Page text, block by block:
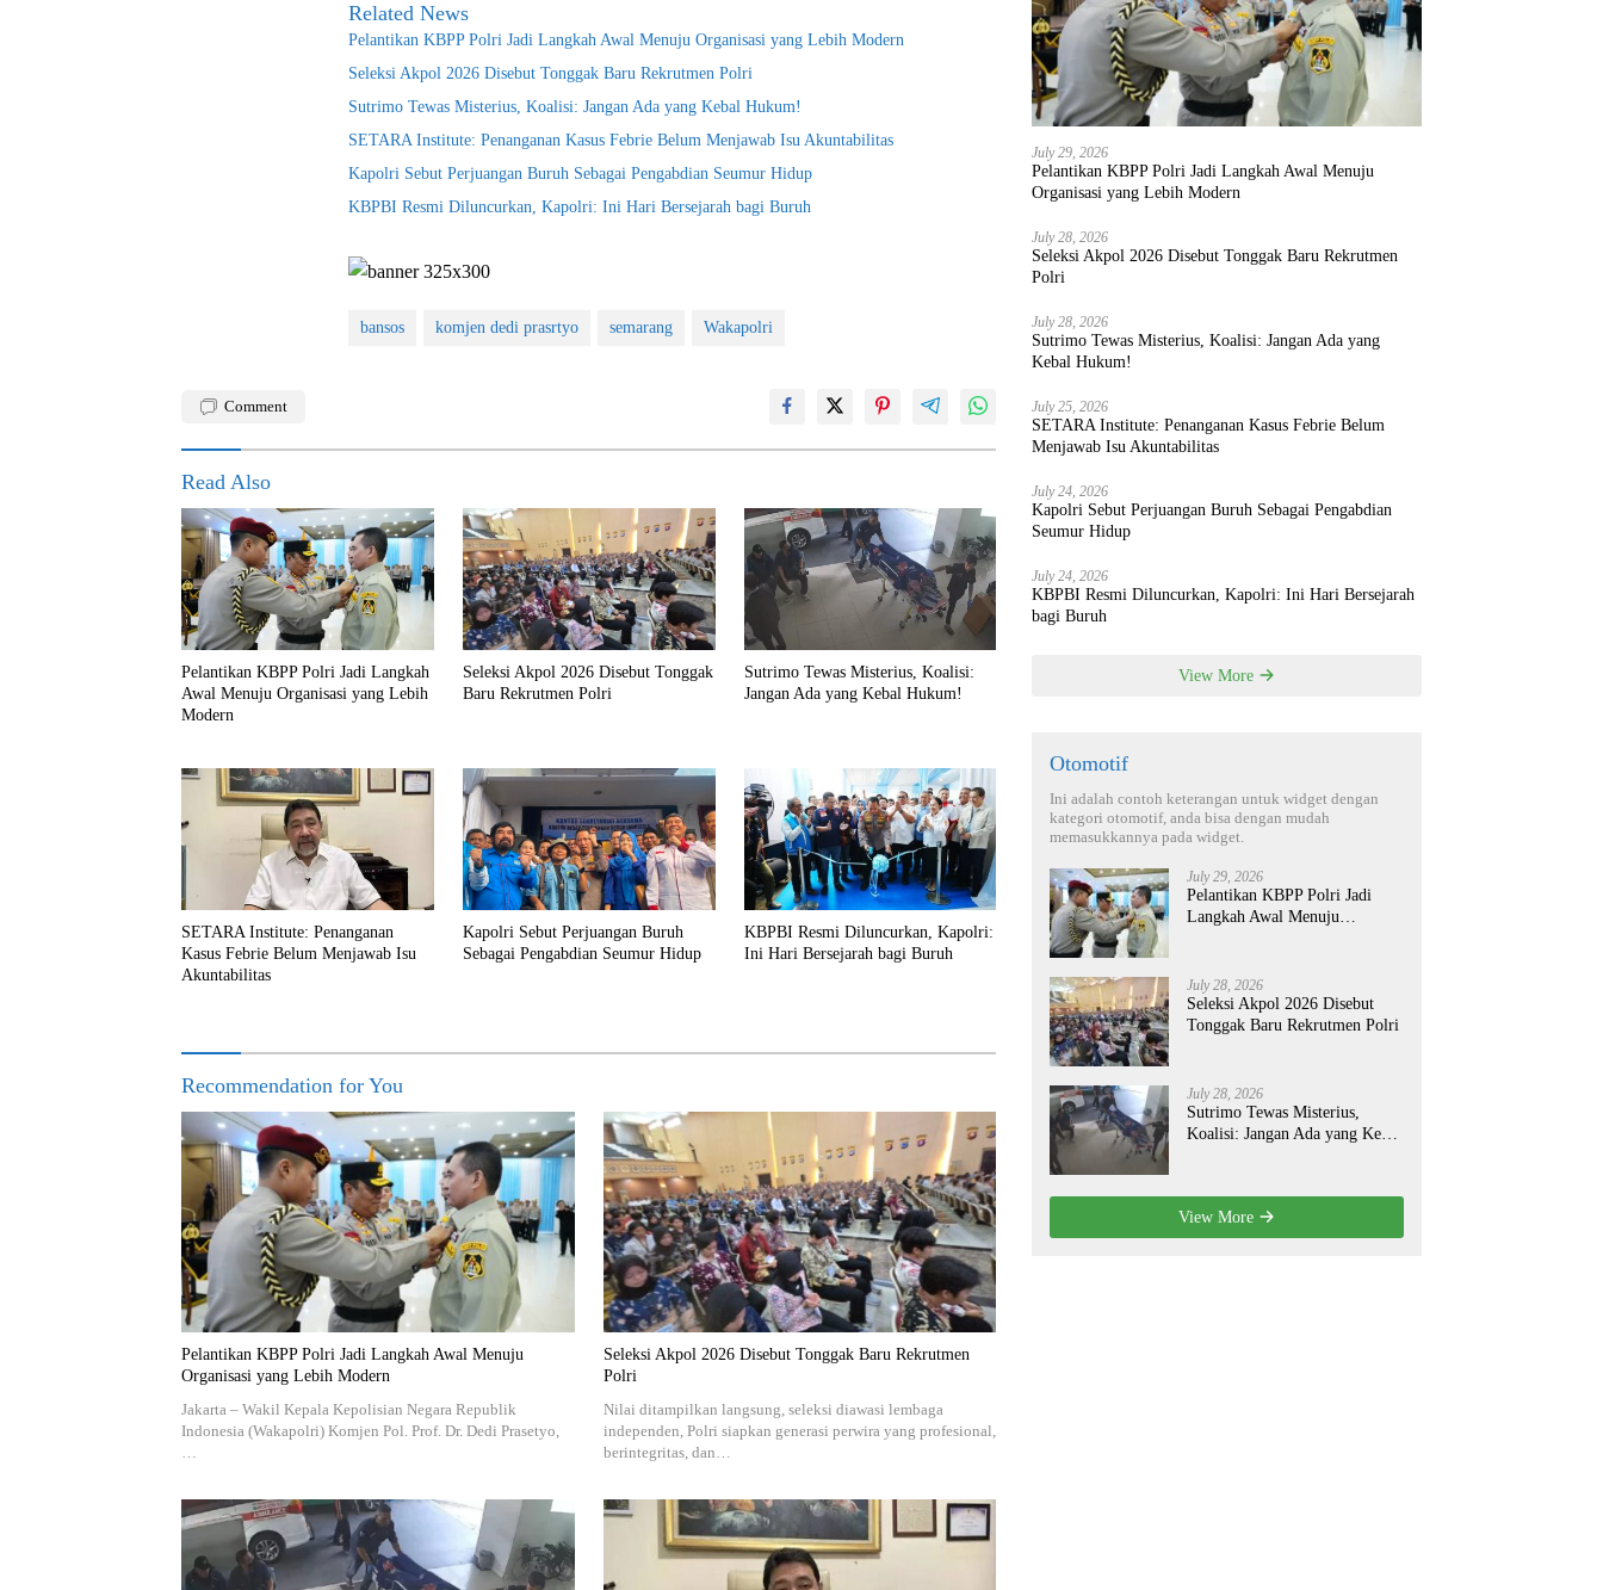
Related News
Pelantikan KBPP Polri Jadi Langkah Awal Menuju Organisasi yang Lebih Modern
Seleksi Akpol 2026 Disebut Tonggak Baru Rekrutmen Polri
Sutrimo Tewas Misterius, Koalisi: Jangan Ada yang Kebal Hukum!
SETARA Institute: Penanganan Kasus Febrie Belum Menjawab Isu Akuntabilitas
Kapolri Sebut Perjuangan Buruh Sebagai Pengabdian Seumur Hidup
KBPBI Resmi Diluncurkan, Kapolri: Ini Hari Bersejarah bagi Buruh
bansos komjen dedi prasrtyo semarang Wakapolri
Comment
Read Also
Pelantikan KBPP Polri Jadi Langkah
Awal Menuju Organisasi yang Lebih
Modern
Seleksi Akpol 2026 Disebut Tonggak
Baru Rekrutmen Polri
Sutrimo Tewas Misterius, Koalisi:
Jangan Ada yang Kebal Hukum!
SETARA Institute: Penanganan
Kasus Febrie Belum Menjawab Isu
Akuntabilitas
Kapolri Sebut Perjuangan Buruh
Sebagai Pengabdian Seumur Hidup
KBPBI Resmi Diluncurkan, Kapolri:
Ini Hari Bersejarah bagi Buruh
Recommendation for You
Pelantikan KBPP Polri Jadi Langkah Awal Menuju
Organisasi yang Lebih Modern
Jakarta – Wakil Kepala Kepolisian Negara Republik
Indonesia (Wakapolri) Komjen Pol. Prof. Dr. Dedi Prasetyo,
…
Seleksi Akpol 2026 Disebut Tonggak Baru Rekrutmen
Polri
Nilai ditampilkan langsung, seleksi diawasi lembaga
independen, Polri siapkan generasi perwira yang profesional,
berintegritas, dan…
July 29, 2026
Pelantikan KBPP Polri Jadi Langkah Awal Menuju
Organisasi yang Lebih Modern
July 28, 2026
Seleksi Akpol 2026 Disebut Tonggak Baru Rekrutmen
Polri
July 28, 2026
Sutrimo Tewas Misterius, Koalisi: Jangan Ada yang
Kebal Hukum!
July 25, 2026
SETARA Institute: Penanganan Kasus Febrie Belum
Menjawab Isu Akuntabilitas
July 24, 2026
Kapolri Sebut Perjuangan Buruh Sebagai Pengabdian
Seumur Hidup
July 24, 2026
KBPBI Resmi Diluncurkan, Kapolri: Ini Hari Bersejarah
bagi Buruh
View More
Otomotif
Ini adalah contoh keterangan untuk widget dengan
kategori otomotif, anda bisa dengan mudah
memasukkannya pada widget.
July 29, 2026
Pelantikan KBPP Polri Jadi
Langkah Awal Menuju
July 28, 2026
Seleksi Akpol 2026 Disebut
Tonggak Baru Rekrutmen Polri
July 28, 2026
Sutrimo Tewas Misterius,
Koalisi: Jangan Ada yang Kebal
View More